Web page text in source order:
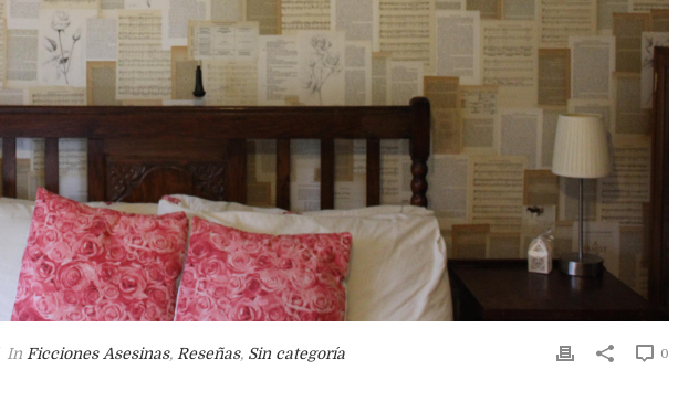
In Ficciones Asesinas, Reseñas, Sin categoría 0